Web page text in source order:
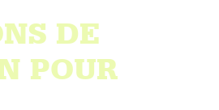
DE
POUR